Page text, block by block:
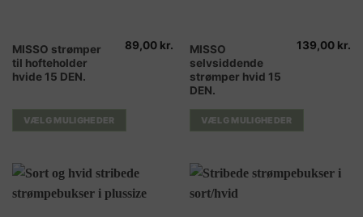
MISSO strømper
til hofteholder
hvide 15 DEN.
89,00 kr.
VÆLG MULIGHEDER
Dette
vare
har
varianter.
Mulighederne
vælges
varesiden
MISSO
selvsiddende
strømper hvid 15
DEN.
139,00 kr.
VÆLG MULIGHEDER
Dette
vare
har
flere
varianter.
Mulighederne
vælges
varesiden